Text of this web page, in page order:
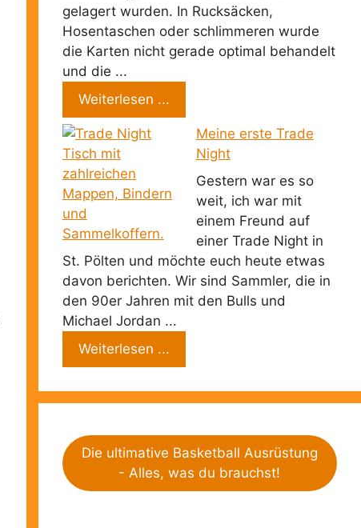
gelagert wurden. In Rucksäcken,
Hosentaschen oder schlimmeren wurde
die Karten nicht gerade optimal behandelt
und die ...
Weiterlesen ...
Meine erste Trade
Night
Gestern war es so
weit, ich war mit
einem Freund auf
einer Trade Night in
St. Pölten und möchte euch heute etwas
davon berichten. Wir sind Sammler, die in
den 90er Jahren mit den Bulls und
Michael Jordan ...
Weiterlesen ...
Die ultimative Basketball Ausrüstung
- Alles, was du brauchst!